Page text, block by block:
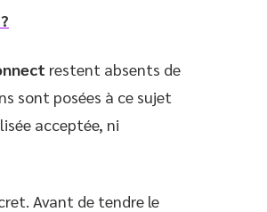
restent absents de
sont posées à ce sujet
acceptée, ni
Avant de tendre le